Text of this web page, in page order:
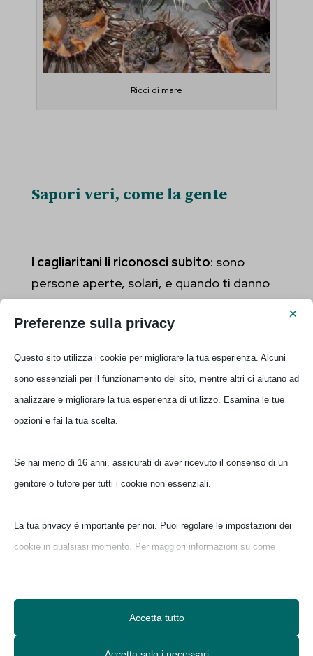
Ricci di mare
Sapori veri, come la gente
I cagliaritani li riconosci subito: sono
persone aperte, solari, e quando ti danno
la loro fiducia,ti aprono il cuore.
abitanti della città metropolitana di
Cagliari siano di origine ogliastrina o
barbaricina.
schietti, senza fronzoli.
Dalla buridda di
ricci di mare
gustati sul
in tavola non manca mai, fino ai dolcetti
tipici
appena sfornati, tutto
A Cagliari ogni sapore è un pezzo di
Preferenze sulla privacy
×
Questo sito utilizza i cookie per migliorare la tua esperienza. Alcuni
sono essenziali per il funzionamento del sito, mentre altri ci aiutano ad
analizzare e migliorare la tua esperienza di utilizzo. Esamina le tue
opzioni e fai la tua scelta.
Se hai meno di 16 anni, assicurati di aver ricevuto il consenso di un
genitore o tutore per tutti i cookie non essenziali.
La tua privacy è importante per noi. Puoi regolare le impostazioni dei
cookie in qualsiasi momento. Per maggiori informazioni su come
Nota che, se scegli di disabilitare alcuni tipi di cookie, questo potrebbe
Accetta tutto
Accetta solo i necessari